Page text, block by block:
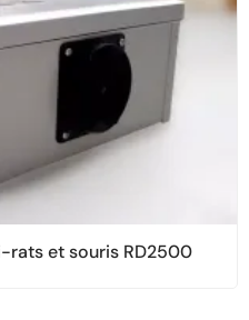
rats et souris RD2500